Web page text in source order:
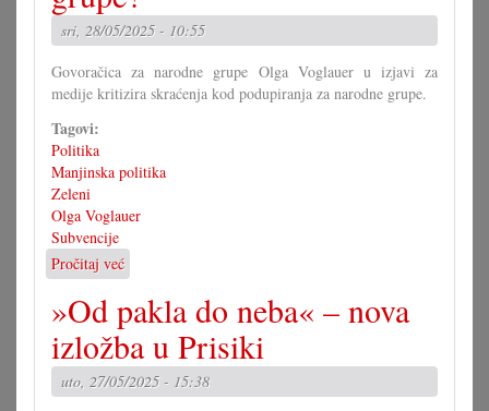
misec
maj
sri, 28/05/2025 - 10:55
Govoračica za narodne grupe Olga Voglauer u izjavi za
medije kritizira skraćenja kod podupiranja za narodne grupe.
Tagovi:
Politika
Manjinska politika
Zeleni
Olga Voglauer
Subvencije
Pročitaj već
189.000€
manje
za
narodne
grupe?
»Od pakla do neba« – nova
izložba u Prisiki
uto, 27/05/2025 - 15:38